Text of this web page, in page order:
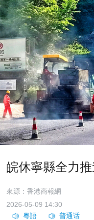
皖休寧縣全力
來源：香港商報網
2026-05-09 14:30